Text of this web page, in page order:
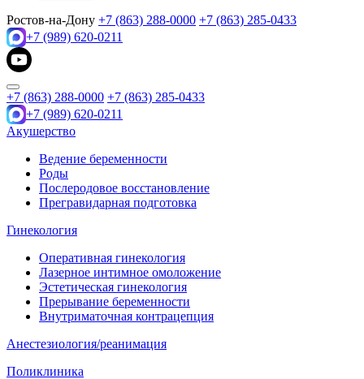
Ростов-на-Дону +7 (863) 288-0000 +7 (863) 285-0433
+7 (989) 620-0211
+7 (863) 288-0000 +7 (863) 285-0433
+7 (989) 620-0211
Акушерство
Ведение беременности
Роды
Послеродовое восстановление
Прегравидарная подготовка
Гинекология
Оперативная гинекология
Лазерное интимное омоложение
Эстетическая гинекология
Прерывание беременности
Внутриматочная контрацепция
Анестезиология/реанимация
Поликлиника